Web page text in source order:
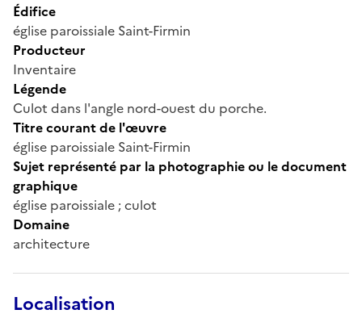
Édifice
église paroissiale Saint-Firmin
Producteur
Inventaire
Légende
Culot dans l'angle nord-ouest du porche.
Titre courant de l'œuvre
église paroissiale Saint-Firmin
Sujet représenté par la photographie ou le document
graphique
église paroissiale ; culot
Domaine
architecture
Localisation